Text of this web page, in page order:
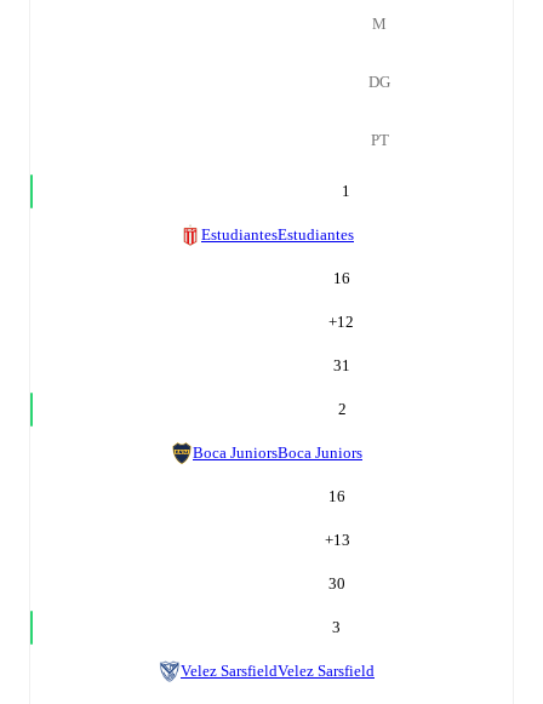
M
DG
PT
1
EstudiantesEstudiantes
16
+12
31
2
Boca JuniorsBoca Juniors
16
+13
30
3
Velez SarsfieldVelez Sarsfield